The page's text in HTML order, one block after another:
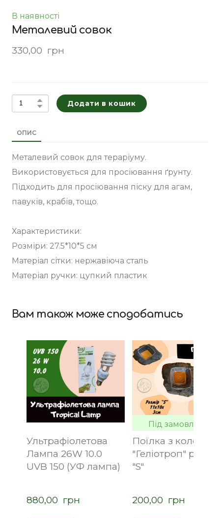
В наявності
Металевий совок
330,00  грн
Додати в кошик
ОПИС
Металевий совок для тераріуму.
Використовується для просіювання ґрунту.
Підходить для просіювання піску для агам,
павуків, крабів, тощо.
Характеристики:
Розміри: 27.5*10*5 см
Матеріал сітки: нержавіюча сталь
Матеріал ручки: цупкий пластик
Вам також може сподобатись
Ультрафіолетова
Лампа 26W 10.0
UVB 150 (УФ лампа)
880,00  грн
Під замовлення
Поїлка з колекції
"Геліотроп"
"S"
200,00  грн